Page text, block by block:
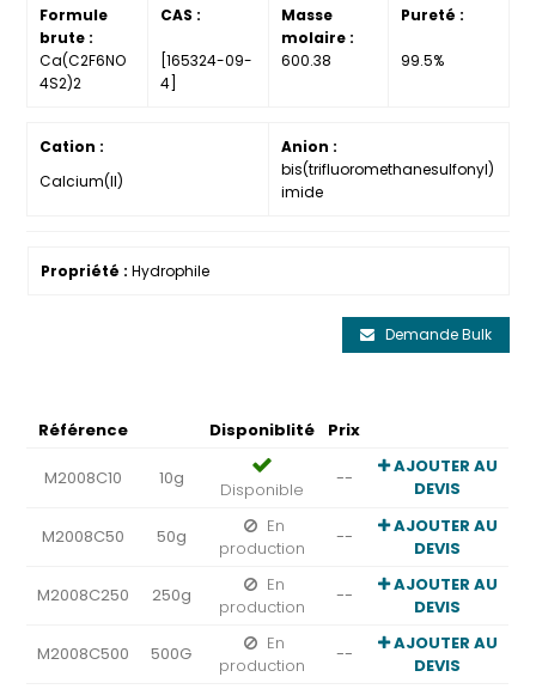
Formule
brute :
Ca(C2F6NO
4S2)2
CAS :
[165324-09-
4]
Masse
molaire :
600.38
Pureté :
99.5%
Cation :
Calcium(II)
Anion :
bis(trifluoromethanesulfonyl)
imide
Propriété : Hydrophile
Demande Bulk
Référence Disponiblité Prix
M2008C10 10g
Disponible
--
AJOUTER AU
DEVIS
M2008C50 50g
En
production
--
AJOUTER AU
DEVIS
M2008C250 250g
En
production
--
AJOUTER AU
DEVIS
M2008C500 500G
En
production
--
AJOUTER AU
DEVIS